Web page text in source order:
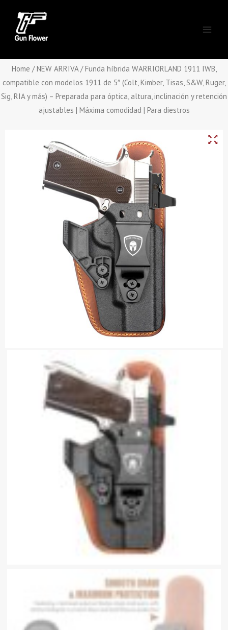
content
Home /NEW ARRIVA/ Funda híbrida WARRIORLAND 1911 IWB,
compatible con modelos 1911 de 5″ (Colt, Kimber, Tisas, S&W, Ruger,
Sig, RIA y más) – Preparada para óptica, altura, inclinación y retención
ajustables | Máxima comodidad | Para diestros